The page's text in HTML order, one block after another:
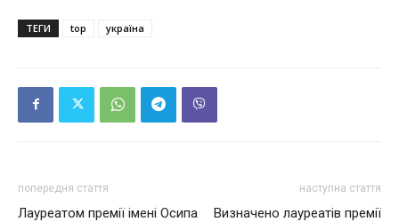
ТЕГИ top україна
попередня стаття
Лауреатом премії імені Осипа
наступна стаття
Визначено лауреатів премії